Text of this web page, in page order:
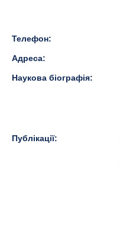
Телефон:
Адреса:
Наукова біографія:
Публікації: